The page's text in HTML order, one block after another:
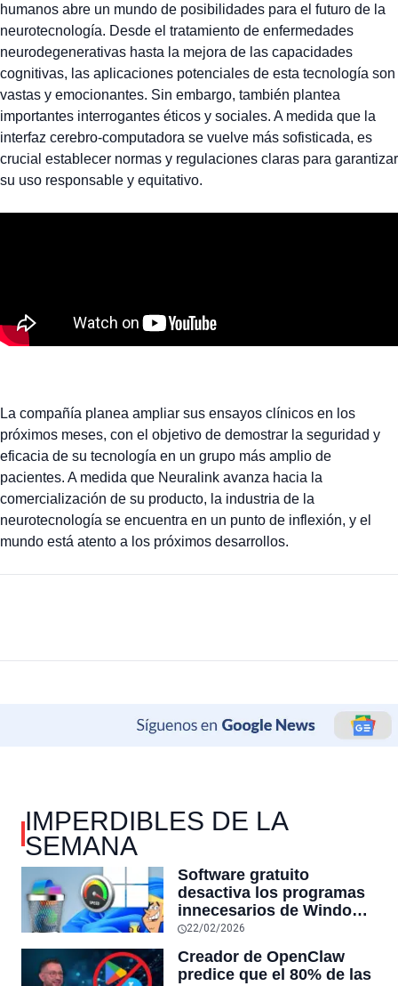
humanos abre un mundo de posibilidades para el futuro de la
neurotecnología. Desde el tratamiento de enfermedades
neurodegenerativas hasta la mejora de las capacidades
cognitivas, las aplicaciones potenciales de esta tecnología son
vastas y emocionantes. Sin embargo, también plantea
importantes interrogantes éticos y sociales. A medida que la
interfaz cerebro-computadora se vuelve más sofisticada, es
crucial establecer normas y regulaciones claras para garantizar
su uso responsable y equitativo.
La compañía planea ampliar sus ensayos clínicos en los
próximos meses, con el objetivo de demostrar la seguridad y
eficacia de su tecnología en un grupo más amplio de
pacientes. A medida que Neuralink avanza hacia la
comercialización de su producto, la industria de la
neurotecnología se encuentra en un punto de inflexión, y el
mundo está atento a los próximos desarrollos.
IMPERDIBLES DE LA
SEMANA
Software gratuito
desactiva los programas
innecesarios de Windows
11 y optimiza el PC,
RAM y mucho más
22/02/2026
Creador de OpenClaw
predice que el 80% de las